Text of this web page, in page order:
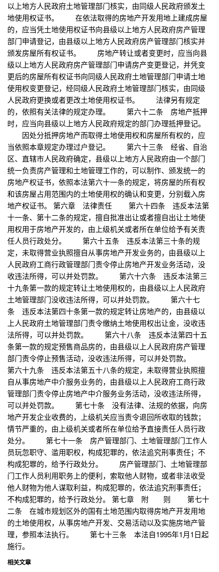
以上地方人民政府土地管理部门核实，由同级人民政府颁发土
地使用权证书。 在依法取得的房地产开发用地上建成房屋
的，应当凭土地使用权证书向县级以上地方人民政府房产管理
部门申请登记，由县级以上地方人民政府房产管理部门核实并
颁发房屋所有权证书。 房地产转让或者变更时，应当向县
级以上地方人民政府房产管理部门申请房产变更登记，并凭变
更后的房屋所有权证书向同级人民政府土地管理部门申请土地
使用权变更登记，经同级人民政府土地管理部门核实，由同级
人民政府更换或者更改土地使用权证书。 法律另有规定
的，依照有关法律的规定办理。 第六十二条 房地产抵押
时，应当向县级以上地方人民政府规定的部门办理抵押登记。
因处分抵押房地产而取得土地使用权和房屋所有权的，应
当依照本章规定办理过户登记。 第六十三条 经省、自治
区、直辖市人民政府确定，县级以上地方人民政府由一个部门
统一负责房产管理和土地管理工作的，可以制作、颁发统一的
房地产权证书，依照本法第六十一条的规定，将房屋的所有权
和该房屋占用范围内的土地使用权的确认和变更，分别载入房
地产权证书。 第六章 法律责任 第六十四条 违反本法第
十一条、第十二条的规定，擅自批准出让或者擅自出让土地使
用权用于房地产开发的，由上级机关或者所在单位给予有关责
任人员行政处分。 第六十五条 违反本法第三十条的规
定，未取得营业执照擅自从事房地产开发业务的，由县级以上
人民政府工商行政管理部门责令停止房地产开发业务活动，没
收违法所得，可以并处罚款。 第六十六条 违反本法第三
十九条第一款的规定转让土地使用权的，由县级以上人民政府
土地管理部门没收违法所得，可以并处罚款。 第六十七
条 违反本法第四十条第一款的规定转让房地产的，由县级以
上人民政府土地管理部门责令缴纳土地使用权出让金，没收违
法所得，可以并处罚款。 第六十八条 违反本法第四十五
条第一款的规定预售商品房的，由县级以上人民政府房产管理
部门责令停止预售活动，没收违法所得，可以并处罚款。
第六十九条 违反本法第五十八条的规定，未取得营业执照擅
自从事房地产中介服务业务的，由县级以上人民政府工商行政
管理部门责令停止房地产中介服务业务活动，没收违法所得，
可以并处罚款。 第七十条 没有法律、法规的依据，向房
地产开发企业收费的，上级机关应当责令退回所收取的钱款；
情节严重的，由上级机关或者所在单位给予直接责任人员行政
处分。 第七十一条 房产管理部门、土地管理部门工作人
员玩忽职守、滥用职权，构成犯罪的，依法追究刑事责任；不
构成犯罪的，给予行政处分。 房产管理部门、土地管理部
门工作人员利用职务上的便利，索取他人财物，或者非法收受
他人财物为他人谋取利益，构成犯罪的，依法追究刑事责任；
不构成犯罪的，给予行政处分。 第七章 附 则 第七十
二条 在城市规划区外的国有土地范围内取得房地产开发用地
的土地使用权，从事房地产开发、交易活动以及实施房地产管
理，参照本法执行。 第七十三条 本法自1995年1月1日起
施行。
相关文章